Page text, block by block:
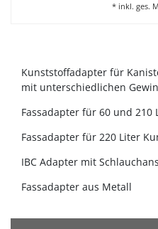
* inkl. ges.
Kunststoffadapter für
mit unterschiedlichen
Fassadapter für 60 und 210
Fassadapter für 220 Liter
IBC Adapter mit
Fassadapter aus Metall